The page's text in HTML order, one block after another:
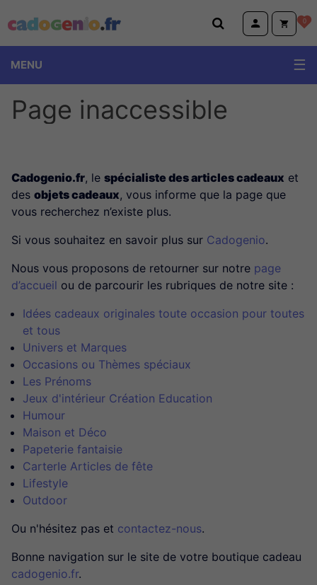
Cadogenio.fr 0
MENU
Page inaccessible
Cadogenio.fr, le spécialiste des articles cadeaux et
des objets cadeaux, vous informe que la page que
vous recherchez n’existe plus.
Si vous souhaitez en savoir plus sur Cadogenio.
Nous vous proposons de retourner sur notre page
d’accueil ou de parcourir les rubriques de notre site :
Idées cadeaux originales toute occasion pour toutes
et tous
Univers et Marques
Occasions ou Thèmes spéciaux
Les Prénoms
Jeux d'intérieur Création Education
Humour
Maison et Déco
Papeterie fantaisie
CarterIe Articles de fête
Lifestyle
Outdoor
Ou n'hésitez pas et contactez-nous.
Bonne navigation sur le site de votre boutique cadeau
cadogenio.fr.